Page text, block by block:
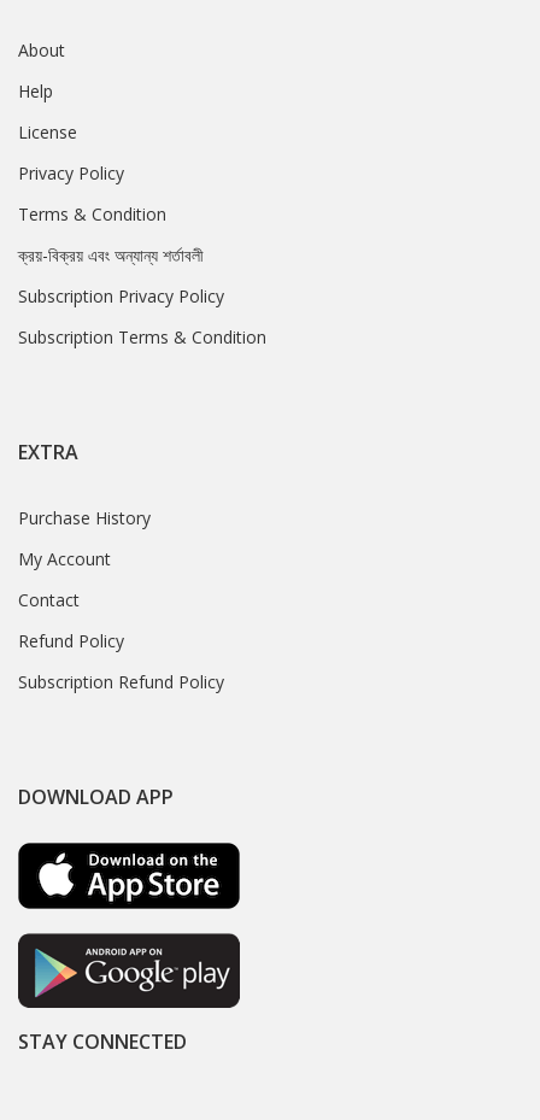
About
Help
License
Privacy Policy
Terms & Condition
ক্রয়-বিক্রয় এবং অন্যান্য শর্তাবলী
Subscription Privacy Policy
Subscription Terms & Condition
EXTRA
Purchase History
My Account
Contact
Refund Policy
Subscription Refund Policy
DOWNLOAD APP
STAY CONNECTED